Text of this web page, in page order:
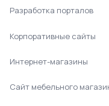
Разработка порталов
Корпоративные сайты
Интернет-магазины
Сайт мебельного